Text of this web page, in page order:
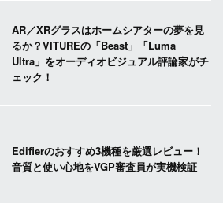
AR／XRグラスはホームシアターの夢を見
るか？VITUREの「Beast」「Luma
Ultra」をオーディオビジュアル評論家がチ
ェック！
Edifierのおすすめ3機種を厳選レビュー！
音質と使い心地をVGP審査員が実機検証